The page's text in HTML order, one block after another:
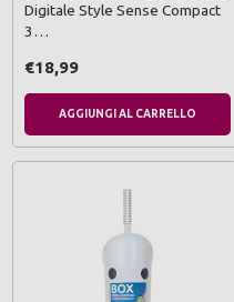
Digitale Style Sense Compact
3…
€18,99
AGGIUNGI AL CARRELLO